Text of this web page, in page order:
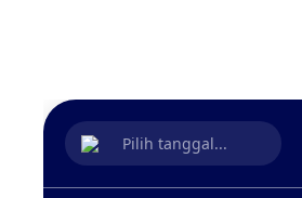
Pilih tanggal...